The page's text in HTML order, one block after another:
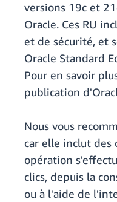
versions 19c et
Oracle. Ces RU
et de sécurité, et
Oracle Standard
Pour en savoir
publication
Nous vous
car elle inclut des
opération
clics, depuis la
ou à l'aide de